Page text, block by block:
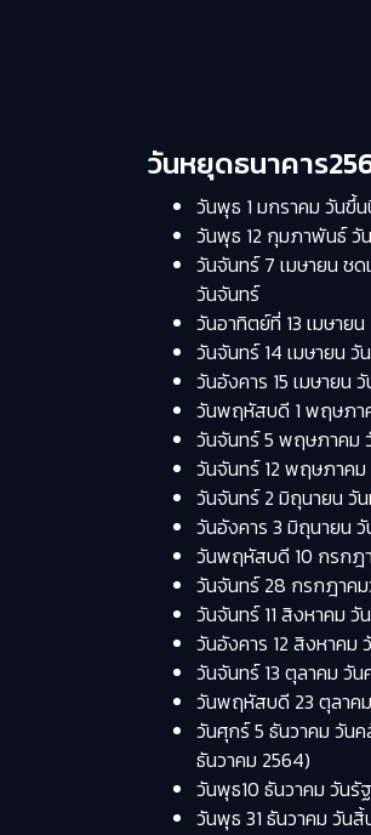
วันหยุดธนาคาร
วันพุธ 1 มกราคม วันขึ้น
วันพุธ 12 กุมภาพันธ์ วั
วันจันทร์ 7 เมษายน ช
วันจันทร์
วันอาทิตย์ที่ 13 เมษาย
วันจันทร์ 14 เมษายน
วันอังคาร 15 เมษายน
วันพฤหัสบดี 1 พฤษภา
วันจันทร์ 5 พฤษภาคม
วันจันทร์ 12 พฤษภาคม
วันจันทร์ 2 มิถุนายน วั
วันอังคาร 3 มิถุนายน
วันพฤหัสบดี 10 กรกฎ
วันจันทร์ 28 กรกฎาคม
วันจันทร์ 11 สิงหาคม
วันอังคาร 12 สิงหาคม
วันจันทร์ 13 ตุลาคม วั
วันพฤหัสบดี 23 ตุลาค
วันศุกร์ 5 ธันวาคม วัน
ธันวาคม 2564)
วันพุธ10 ธันวาคม วัน
วันพุธ 31 ธันวาคม วันสิ้